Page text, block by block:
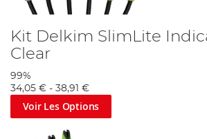
Kit Delkim SlimLite
Clear
99%
34,05 € - 38,91 €
Voir Les Options